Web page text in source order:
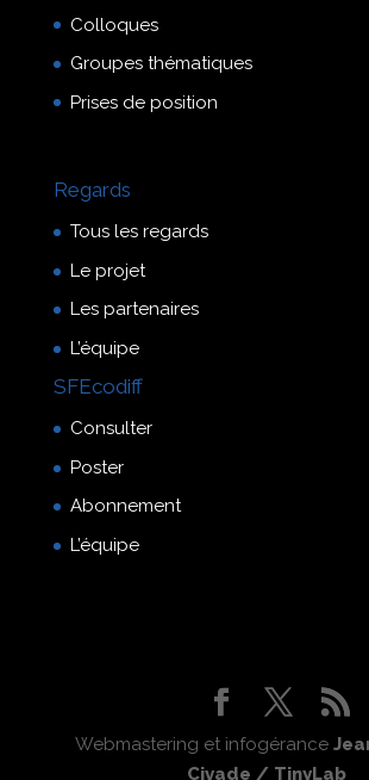
Colloques
Groupes thématiques
Prises de position
Regards
Tous les regards
Le projet
Les partenaires
L’équipe
SFEcodiff
Consulter
Poster
Abonnement
L’équipe
Webmastering et infogérance
Civade / TinyLab